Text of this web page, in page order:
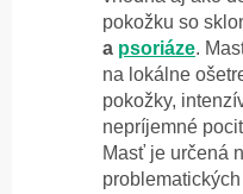
pokožku so
a psoriáze.
na lokálne
pokožky,
nepríjemné
Masť je určená